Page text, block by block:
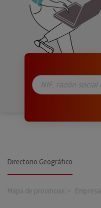
Directorio Geográfico
Mapa de provincias